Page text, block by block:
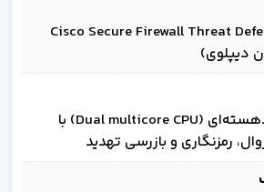
Cisco Secure Firewall Threat
دیپلوی)
معماری دو‌گانه چند‌هسته‌ای (Dual multicore CPU) با
رمزنگاری و بازرسی تهدید